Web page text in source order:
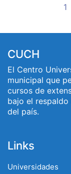
1
CUCH
El Centro
municipal que
cursos de
bajo el
del país.
Links
Universidades